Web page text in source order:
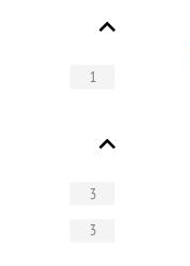
1
3
3